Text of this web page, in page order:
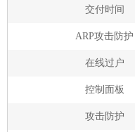
交付时间
ARP攻击防护
在线过户
控制面板
攻击防护